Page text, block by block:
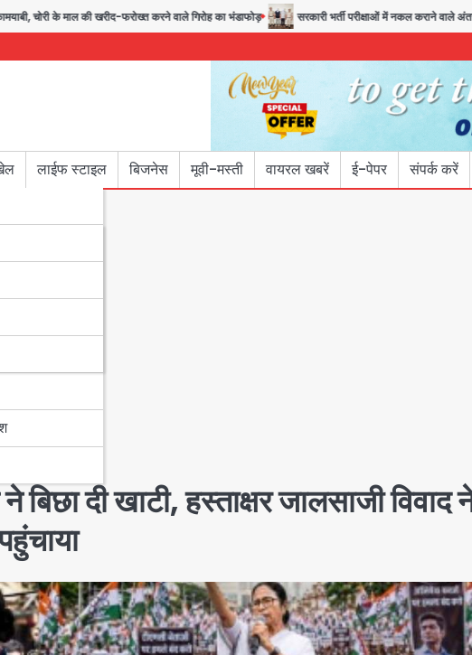
के माल की खरीद-फरोख्त करने वाले गिरोह का भंडाफोड़ सरकारी भर्ती परीक्षाओं में नकल कराने वाले अंतरराज्यीय
लाईफ स्टाइल बिजनेस मूवी-मस्ती वायरल खबरें ई-पेपर संपर्क करें
दी खाटी, हस्ताक्षर जालसाजी विवाद